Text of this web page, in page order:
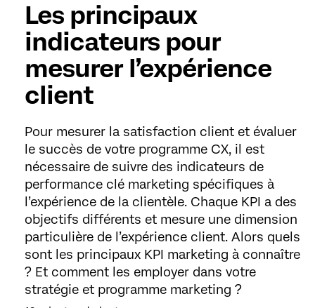
Les principaux
indicateurs pour
mesurer l’expérience
client
Pour mesurer la satisfaction client et évaluer
le succès de votre programme CX, il est
nécessaire de suivre des indicateurs de
performance clé marketing spécifiques à
l’expérience de la clientèle. Chaque KPI a des
objectifs différents et mesure une dimension
particulière de l’expérience client. Alors quels
sont les principaux KPI marketing à connaître
? Et comment les employer dans votre
stratégie et programme marketing ?